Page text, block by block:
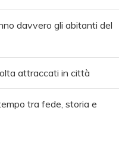
davvero gli abitanti del
attraccati in città
tra fede, storia e